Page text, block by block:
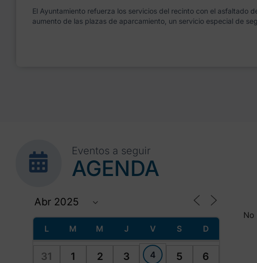
El Ayuntamiento refuerza los servicios del recinto con el asfaltado
aumento de las plazas de aparcamiento, un servicio especial de
Eventos a seguir
AGENDA
L M M J V S D
31 1 2 3 4 5 6
No